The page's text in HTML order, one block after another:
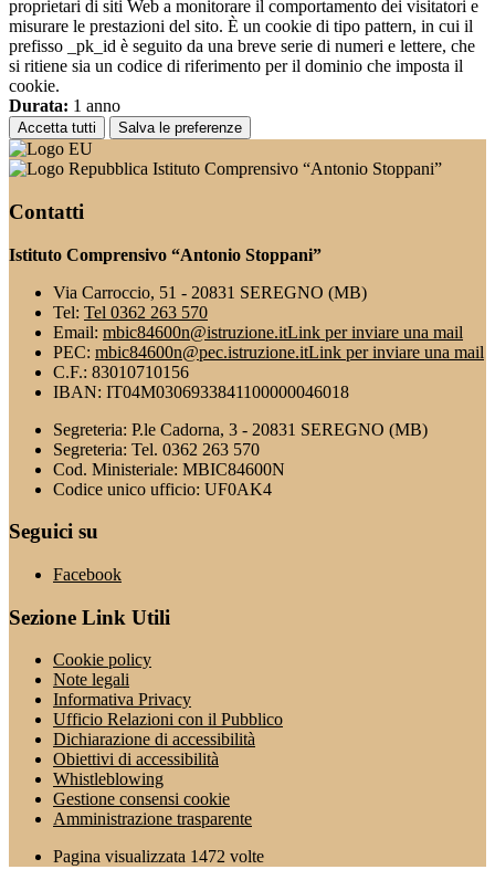
proprietari di siti Web a monitorare il comportamento dei visitatori e
misurare le prestazioni del sito. È un cookie di tipo pattern, in cui il
prefisso _pk_id è seguito da una breve serie di numeri e lettere, che
si ritiene sia un codice di riferimento per il dominio che imposta il
cookie.
Durata: 1 anno
Accetta tutti Salva le preferenze
Istituto Comprensivo “Antonio Stoppani”
Contatti
Istituto Comprensivo “Antonio Stoppani”
Via Carroccio, 51 - 20831 SEREGNO (MB)
Tel: Tel 0362 263 570
Email: mbic84600n@istruzione.itLink per inviare una mail
PEC: mbic84600n@pec.istruzione.itLink per inviare una mail
C.F.: 83010710156
IBAN: IT04M0306933841100000046018
Segreteria: P.le Cadorna, 3 - 20831 SEREGNO (MB)
Segreteria: Tel. 0362 263 570
Cod. Ministeriale: MBIC84600N
Codice unico ufficio: UF0AK4
Seguici su
Facebook
Sezione Link Utili
Cookie policy
Note legali
Informativa Privacy
Ufficio Relazioni con il Pubblico
Dichiarazione di accessibilità
Obiettivi di accessibilità
Whistleblowing
Gestione consensi cookie
Amministrazione trasparente
Pagina visualizzata 1472 volte